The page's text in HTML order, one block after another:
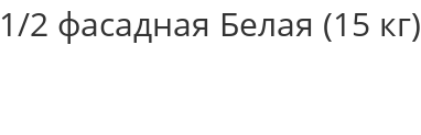
2 фасадная Белая (15 кг)